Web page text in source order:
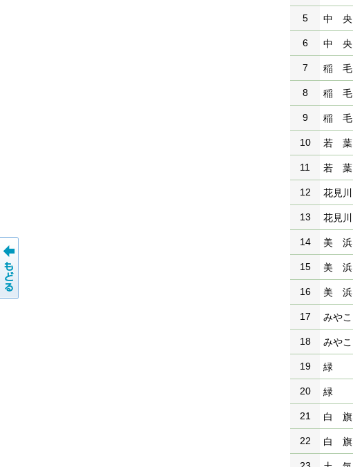
5 中 央
6 中 央
7 稲 毛
8 稲 毛
9 稲 毛
10 若 葉
11 若 葉
12 花見川
13 花見川
14 美 浜
15 美 浜
16 美 浜
17 みやこ
18 みやこ
19 緑
20 緑
21 白 旗
22 白 旗